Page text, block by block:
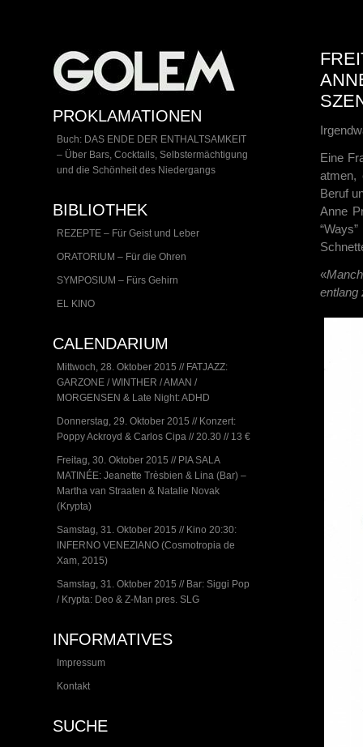
PROKLAMATIONEN
Buch: DAS ENDE DER ENTHALTSAMKEIT
– Über Bars, Cocktails, Selbstermächtigung
und die Schönheit des Niedergangs
BIBLIOTHEK
REZEPTE – Für Geist und Leber
ORATORIUM – Für die Ohren
SYMPOSIUM – Fürs Gehirn
EL KINO
CALENDARIUM
Mittwoch, 28. Oktober 2015 // FATJAZZ:
GARZONE / WINTHER / AMAN /
MORGENSEN & Late Night: ADHD
Donnerstag, 29. Oktober 2015 // Konzert:
Poppy Ackroyd & Carlos Cipa // 20.30 // 13 €
Freitag, 30. Oktober 2015 // PIA SALA
MATINÉE: Jeanette Trèsbien & Lina (Bar) –
Martha van Straaten & Natalie Novak
(Krypta)
Samstag, 31. Oktober 2015 // Kino 20:30:
INFERNO VENEZIANO (Cosmotropia de
Xam, 2015)
Samstag, 31. Oktober 2015 // Bar: Siggi Pop
/ Krypta: Deo & Z-Man pres. SLG
INFORMATIVES
Impressum
Kontakt
SUCHE
Eine
atmen,
Beruf
Anne
«
entlang